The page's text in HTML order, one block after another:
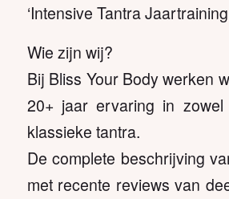
‘Intensive Tantra Jaartraining
Wie zijn wij?
Bij Bliss Your Body werken
20+ jaar ervaring in zowel
klassieke tantra.
De complete beschrijving
met recente reviews van